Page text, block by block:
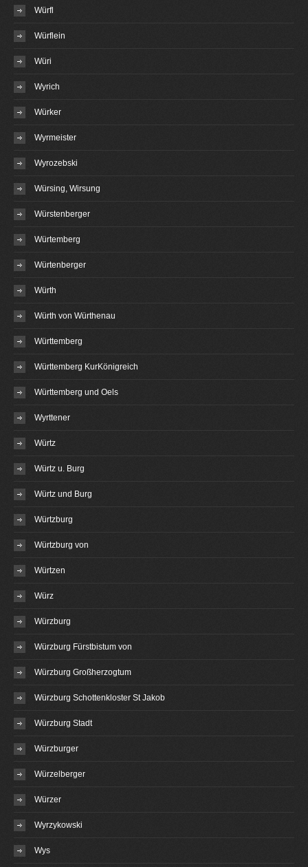
Würfl
Würflein
Würi
Wyrich
Würker
Wyrmeister
Wyrozebski
Würsing, Wirsung
Würstenberger
Würtemberg
Würtenberger
Würth
Würth von Würthenau
Württemberg
Württemberg KurKönigreich
Württemberg und Oels
Wyrttener
Würtz
Würtz u. Burg
Würtz und Burg
Würtzburg
Würtzburg von
Würtzen
Würz
Würzburg
Würzburg Fürstbistum von
Würzburg Großherzogtum
Würzburg Schottenkloster St Jakob
Würzburg Stadt
Würzburger
Würzelberger
Würzer
Wyrzykowski
Wys